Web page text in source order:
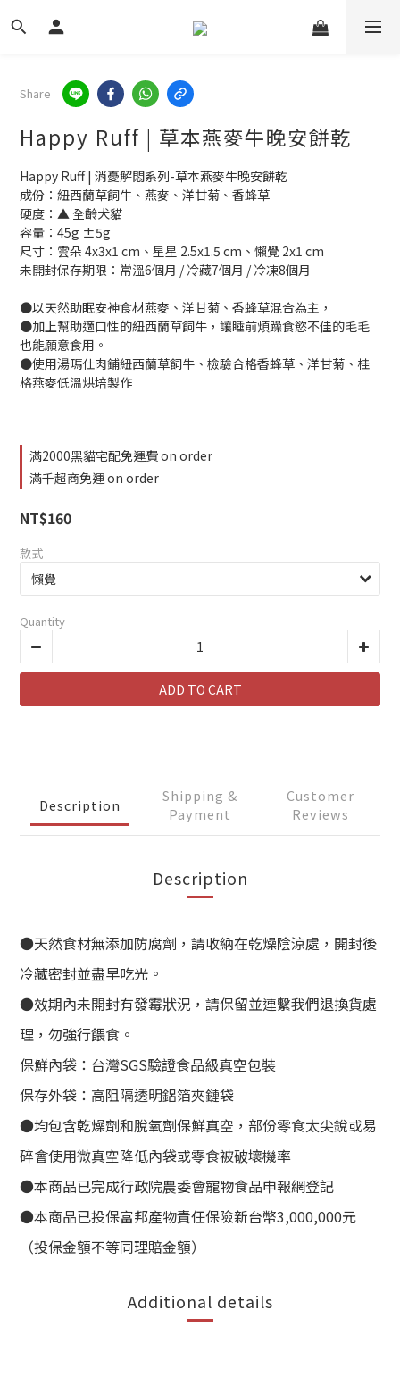
Share
Happy Ruff | 草本燕麥牛晚安餅乾
Happy Ruff | 消憂解悶系列-草本燕麥牛晚安餅乾
成份：紐西蘭草飼牛、燕麥、洋甘菊、香蜂草
硬度：▲ 全齡犬貓
容量：45g ±5g
尺寸：雲朵 4x3x1 cm、星星 2.5x1.5 cm、懶覺 2x1 cm
未開封保存期限：常溫6個月 / 冷藏7個月 / 冷凍8個月
●以天然助眠安神食材燕麥、洋甘菊、香蜂草混合為主，
●加上幫助適口性的紐西蘭草飼牛，讓睡前煩躁食慾不佳的毛毛
也能願意食用。
●使用湯瑪仕肉鋪紐西蘭草飼牛、檢驗合格香蜂草、洋甘菊、桂
格燕麥低溫烘培製作
滿2000黑貓宅配免運費 on order
滿千超商免運 on order
NT$160
款式
Quantity
ADD TO CART
Description
Shipping &
Payment
Customer
Reviews
Description
●天然食材無添加防腐劑，請收納在乾燥陰涼處，開封後
冷藏密封並盡早吃光。
●效期內未開封有發霉狀況，請保留並連繫我們退換貨處
理，勿強行餵食。
保鮮內袋：台灣SGS驗證食品級真空包裝
保存外袋： 高阻隔透明鋁箔夾鏈袋
●均包含乾燥劑和脫氧劑保鮮真空，部份零食太尖銳或易
碎會使用微真空降低內袋或零食被破壞機率
●本商品已完成行政院農委會寵物食品申報網登記
●本商品已投保富邦產物責任保險新台幣3,000,000元
（投保金額不等同理賠金額）
Additional details